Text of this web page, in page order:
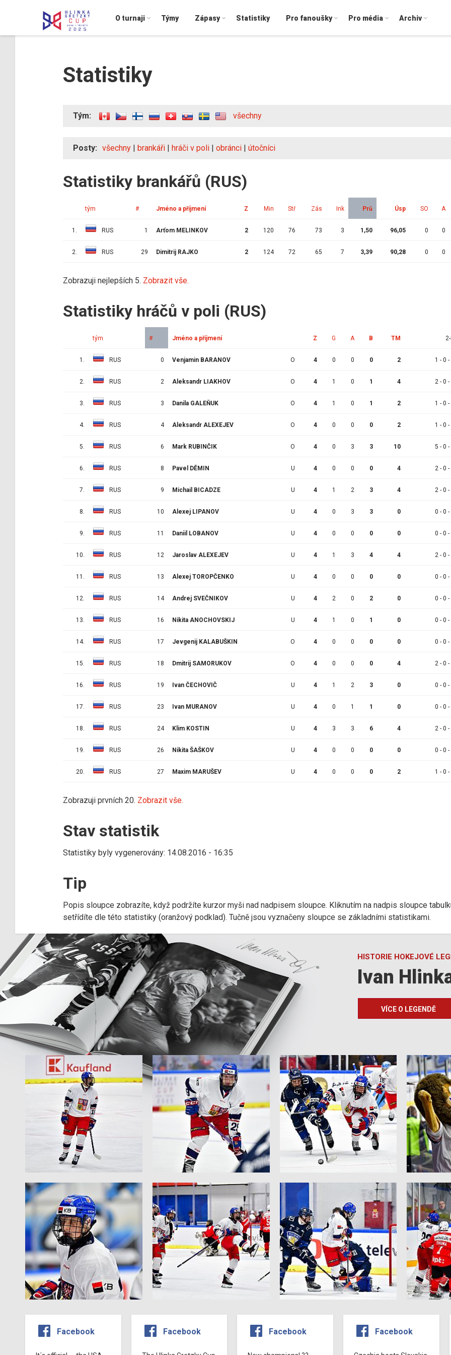
O turnaji Týmy Zápasy Statistiky Pro fanoušky Pro média Archiv
Statistiky
Tým: všechny
Posty: všechny | brankáři | hráči v poli | obránci | útočníci
Statistiky brankářů (RUS)
tým # Jméno a příjmení Z Min Stř Zás Ink Prů Úsp SO A
1. RUS 1 Arťom MELINKOV 2 120 76 73 3 1,50 96,05 0 0
2. RUS 29 Dimitrij RAJKO 2 124 72 65 7 3,39 90,28 0 0
Zobrazuji nejlepších 5. Zobrazit vše.
Statistiky hráčů v poli (RUS)
tým # Jméno a příjmení Z G A B TM
1. RUS 0 Venjamin BARANOV O 4 0 0 0 2 1 - 0 -
2. RUS 2 Aleksandr LIAKHOV O 4 1 0 1 4 2 - 0 -
3. RUS 3 Danila GALEŇUK O 4 1 0 1 2 1 - 0 -
4. RUS 4 Aleksandr ALEXEJEV O 4 0 0 0 2 1 - 0 -
5. RUS 6 Mark RUBINČIK O 4 0 3 3 10 5 - 0 -
6. RUS 8 Pavel DĚMIN U 4 0 0 0 4 2 - 0 -
7. RUS 9 Michail BICADZE U 4 1 2 3 4 2 - 0 -
8. RUS 10 Alexej LIPANOV U 4 0 3 3 0 0 - 0 -
9. RUS 11 Daniil LOBANOV U 4 0 0 0 0 0 - 0 -
10. RUS 12 Jaroslav ALEXEJEV U 4 1 3 4 4 2 - 0 -
11. RUS 13 Alexej TOROPČENKO U 4 0 0 0 0 0 - 0 -
12. RUS 14 Andrej SVEČNIKOV U 4 2 0 2 0 0 - 0 -
13. RUS 16 Nikita ANOCHOVSKIJ U 4 1 0 1 0 0 - 0 -
14. RUS 17 Jevgenij KALABUŠKIN O 4 0 0 0 0 0 - 0 -
15. RUS 18 Dmitrij SAMORUKOV O 4 0 0 0 4 2 - 0 -
16. RUS 19 Ivan ČECHOVIČ U 4 1 2 3 0 0 - 0 -
17. RUS 23 Ivan MURANOV U 4 0 1 1 0 0 - 0 -
18. RUS 24 Klim KOSTIN U 4 3 3 6 4 2 - 0 -
19. RUS 26 Nikita ŠAŠKOV U 4 0 0 0 0 0 - 0 -
20. RUS 27 Maxim MARUŠEV U 4 0 0 0 2 1 - 0 -
Zobrazuji prvních 20. Zobrazit vše.
Stav statistik
Statistiky byly vygenerovány: 14.08.2016 - 16:35
Tip
Popis sloupce zobrazíte, když podržíte kurzor myši nad nadpisem sloupce. Kliknutím na nadpis sloupce
setřídíte dle této statistiky (oranžový podklad). Tučně jsou vyznačeny sloupce se základními statistikami.
HISTORIE HOKEJOVÉ
Ivan
VÍCE O LEGENDĚ
Facebook Facebook Facebook Facebook